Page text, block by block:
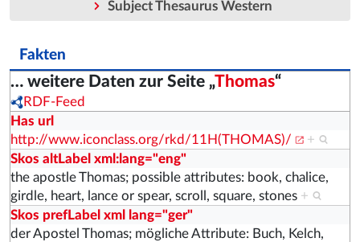
Subject Thesaurus Western
Fakten
… weitere Daten zur Seite „Thomas“
RDF-Feed
Has url
http://www.iconclass.org/rkd/11H(THOMAS)/
+
Skos altLabel xml:lang="eng"
the apostle Thomas; possible attributes: book, chalice,
girdle, heart, lance or spear, scroll, square, stones +
Skos prefLabel xml lang="ger"
der Apostel Thomas; mögliche Attribute: Buch, Kelch,